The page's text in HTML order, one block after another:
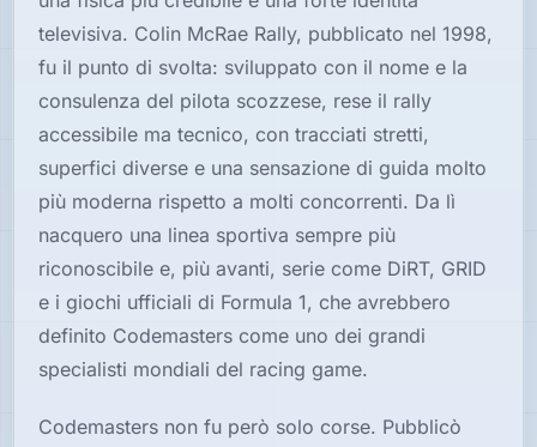
televisiva. Colin McRae Rally, pubblicato nel 1998,
fu il punto di svolta: sviluppato con il nome e la
consulenza del pilota scozzese, rese il rally
accessibile ma tecnico, con tracciati stretti,
superfici diverse e una sensazione di guida molto
più moderna rispetto a molti concorrenti. Da lì
nacquero una linea sportiva sempre più
riconoscibile e, più avanti, serie come DiRT, GRID
e i giochi ufficiali di Formula 1, che avrebbero
definito Codemasters come uno dei grandi
specialisti mondiali del racing game.
Codemasters non fu però solo corse. Pubblicò